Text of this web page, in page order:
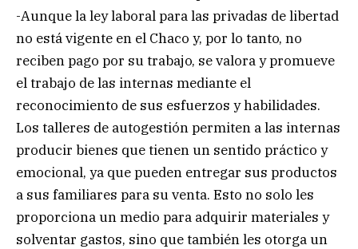
-Aunque la ley laboral para las privadas de libertad
no está vigente en el Chaco y, por lo tanto, no
reciben pago por su trabajo, se valora y promueve
el trabajo de las internas mediante el
reconocimiento de sus esfuerzos y habilidades.
Los talleres de autogestión permiten a las internas
producir bienes que tienen un sentido práctico y
emocional, ya que pueden entregar sus productos
a sus familiares para su venta. Esto no solo les
proporciona un medio para adquirir materiales y
solventar gastos, sino que también les otorga un